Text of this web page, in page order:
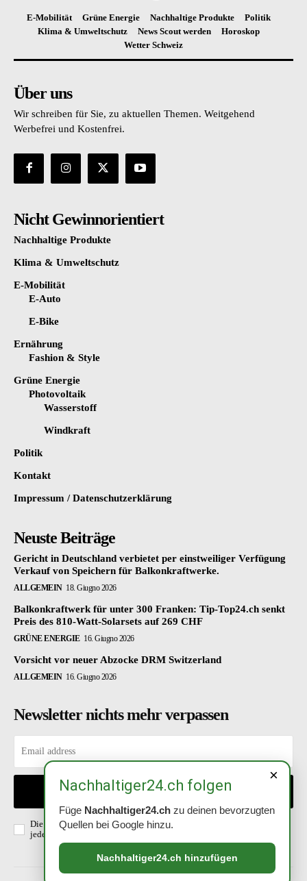
E-Mobilität Grüne Energie Nachhaltige Produkte
Politik
Klima & Umweltschutz
News Scout werden
Horoskop
Wetter Schweiz
Über uns
Wir schreiben für Sie, zu aktuellen Themen. Weitgehend
Werbefrei und Kostenfrei.
Nicht Gewinnorientiert
Nachhaltige Produkte
Klima & Umweltschutz
E-Mobilität
E-Auto
E-Bike
Ernährung
Fashion & Style
Grüne Energie
Photovoltaik
Wasserstoff
Windkraft
Politik
Kontakt
Impressum / Datenschutzerklärung
Neuste Beiträge
Gericht in Deutschland verbietet per einstweiliger Verfügung
Verkauf von Speichern für Balkonkraftwerke.
ALLGEMEIN 18. Giugno 2026
Balkonkraftwerk für unter 300 Franken: Tip-Top24.ch senkt
Preis des 810-Watt-Solarsets auf 269 CHF
GRÜNE ENERGIE 16. Giugno 2026
Vorsicht vor neuer Abzocke DRM Switzerland
ALLGEMEIN 16. Giugno 2026
Newsletter nichts mehr verpassen
EINTRAGEN
Die Richtlinien habe ich gelesen und akzeptiert. Abmeldung ist
jederzeit möglich.
×
Nachhaltiger24.ch folgen
Füge Nachhaltiger24.ch zu deinen bevorzugten
Quellen bei Google hinzu.
Nachhaltiger24.ch hinzufügen